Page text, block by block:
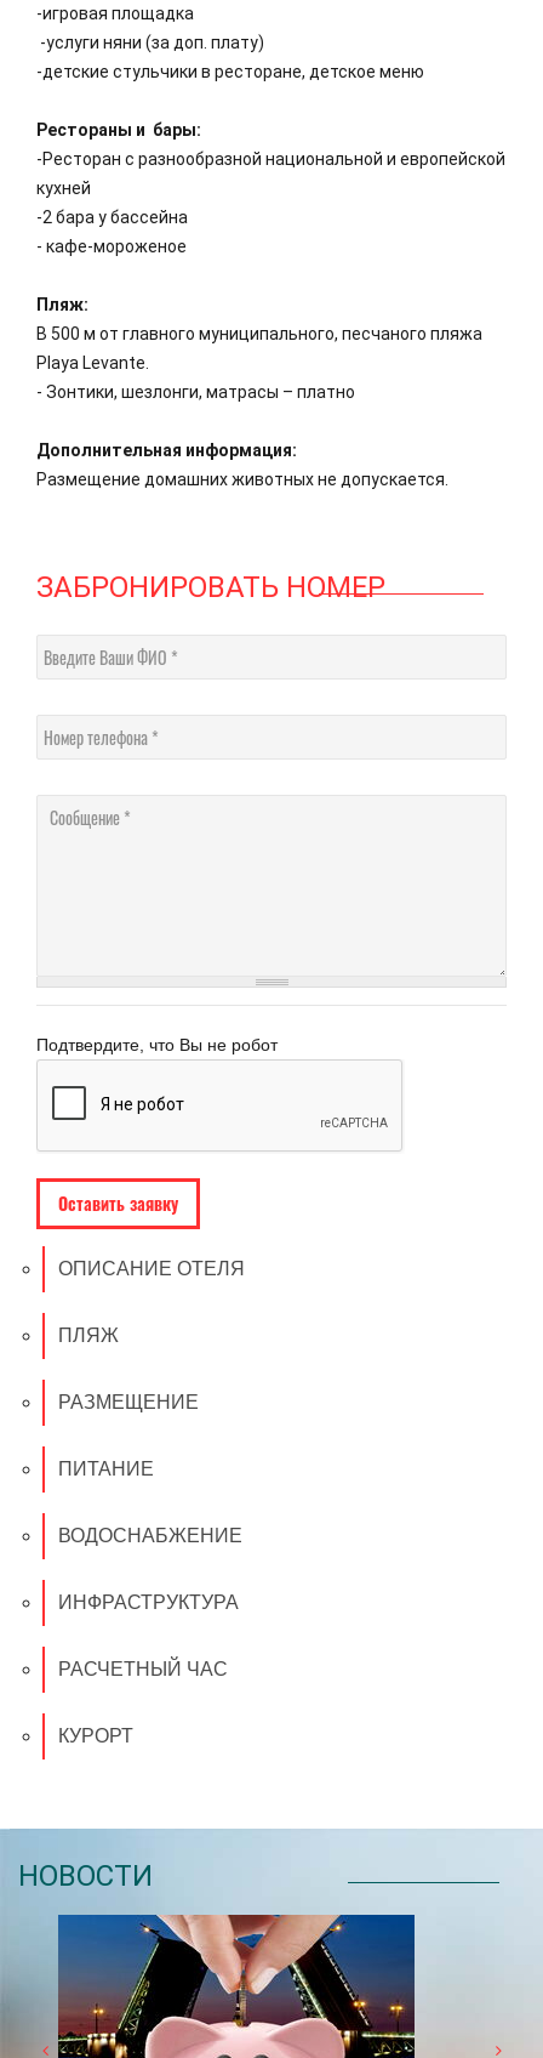
-игровая площадка
-услуги няни (за доп. плату)
-детские стульчики в ресторане, детское меню
Рестораны и бары:
-Ресторан с разнообразной национальной и европейской
кухней
-2 бара у бассейна
- кафе-мороженое
Пляж:
В 500 м от главного муниципального, песчаного пляжа
Playa Levante.
- Зонтики, шезлонги, матрасы – платно
Дополнительная информация:
Размещение домашних животных не допускается.
ЗАБРОНИРОВАТЬ НОМЕР
Введите Ваши ФИО
Номер телефона
Сообщение
Подтвердите, что Вы не робот
ОПИСАНИЕ ОТЕЛЯ
ПЛЯЖ
РАЗМЕЩЕНИЕ
ПИТАНИЕ
ВОДОСНАБЖЕНИЕ
ИНФРАСТРУКТУРА
РАСЧЕТНЫЙ ЧАС
КУРОРТ
НОВОСТИ